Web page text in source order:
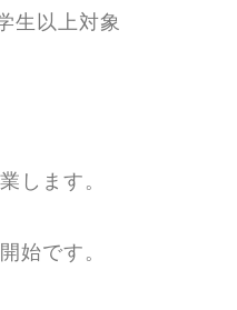
生以上対象
します。
始です。